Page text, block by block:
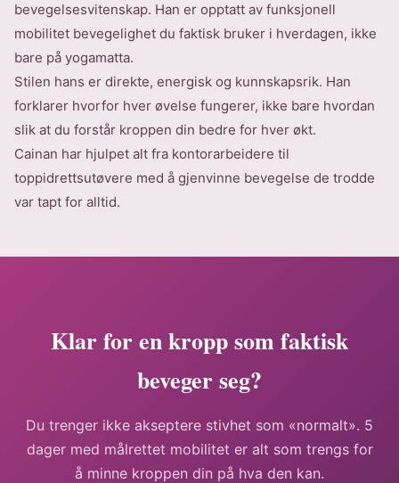
bevegelsesvitenskap. Han er opptatt av funksjonell
mobilitet bevegelighet du faktisk bruker i hverdagen, ikke
bare på yogamatta.
Stilen hans er direkte, energisk og kunnskapsrik. Han
forklarer hvorfor hver øvelse fungerer, ikke bare hvordan
slik at du forstår kroppen din bedre for hver økt.
Cainan har hjulpet alt fra kontorarbeidere til
toppidrettsutøvere med å gjenvinne bevegelse de trodde
var tapt for alltid.
Klar for en kropp som faktisk
beveger seg?
Du trenger ikke akseptere stivhet som «normalt». 5
dager med målrettet mobilitet er alt som trengs for
å minne kroppen din på hva den kan.